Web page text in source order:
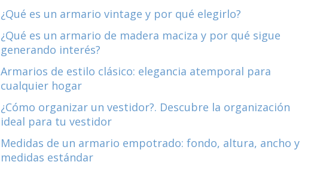
¿Qué es un armario vintage y por qué elegirlo?
¿Qué es un armario de madera maciza y por qué sigue
generando interés?
Armarios de estilo clásico: elegancia atemporal para
cualquier hogar
¿Cómo organizar un vestidor?. Descubre la organización
ideal para tu vestidor
Medidas de un armario empotrado: fondo, altura, ancho y
medidas estándar